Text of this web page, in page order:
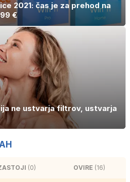
2021: čas je za prehod na
€
ne ustvarja filtrov, ustvarja
(0) OVIRE (16)